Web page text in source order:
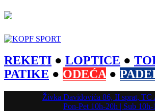
REKETI ● LOPTICE ●
PATIKE ● ODEĆA ●
Živka Davidovića 86, II sprat, TC
Pon-Pet 10h-20h | Sub 10h-